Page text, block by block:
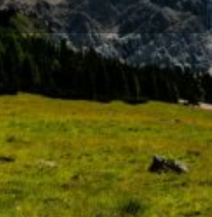
weiß ich, wie wichtig es ist, das
der wichtigsten Accessoires für ein
und Platz für Gepäck bietet. Es gibt
auf anspruchsvollen Trails.
ist eine großartige Ergänzung für jedes
oder die Manövrierfähigkeit des Fahrrads
gleichmäßiger zu verteilen, was zu
Gepäckträgern für Mountainbikes,
Vor- und Nachteile haben.